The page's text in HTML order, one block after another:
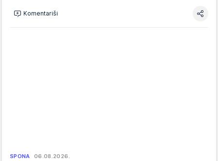
Komentariši
SPONA 06.08.2026.